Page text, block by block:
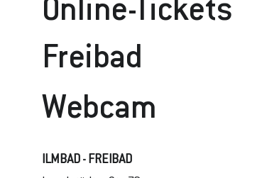
Online-Tickets
Freibad
Webcam
ILMBAD - FREIBAD